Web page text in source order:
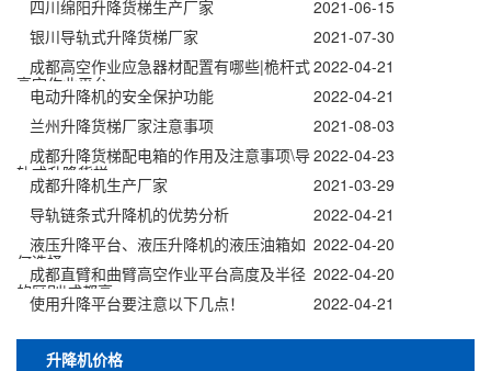
2021-06-15
四川绵阳升降货梯生产厂家
2021-07-30
银川导轨式升降货梯厂家
2022-04-21
成都高空作业应急器材配置有哪些|桅杆式
高空作业平台
2022-04-21
电动升降机的安全保护功能
2021-08-03
兰州升降货梯厂家注意事项
2022-04-23
成都升降货梯配电箱的作用及注意事项\导
轨式升降货梯
2021-03-29
成都升降机生产厂家
2022-04-21
导轨链条式升降机的优势分析
2022-04-20
液压升降平台、液压升降机的液压油箱如
何选择
2022-04-20
成都直臂和曲臂高空作业平台高度及半径
的区别|成都高
2022-04-21
使用升降平台要注意以下几点！
升降机价格